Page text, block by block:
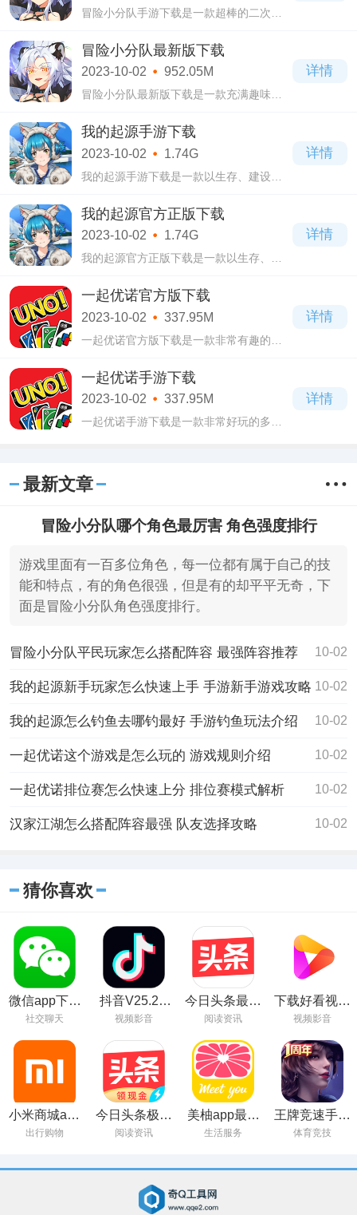
冒险小分队手游下载是一款超棒的二次元
多，让你体验前所未有的刺激冒险。游戏
的画面非常精美，每一个角色都是二次元
美少女
冒险小分队最新版下载
2023-10-02 952.05M
冒险小分队最新版下载是一款充满趣味的
到一个全是二次元美少女的世界，与各种
各样可爱的美少女角色一起展开一场冒险
之旅。
详情
我的起源手游下载
2023-10-02 1.74G
我的起源手游下载是一款以生存、建设和
设定在一个无限广阔的沙盒世界中，玩家
需要在这个陌生的世界中探险。
详情
我的起源官方正版下载
2023-10-02 1.74G
我的起源官方正版下载是一款以生存、建
款游戏将玩家带入一个充满未知和神秘的
原始世界，玩家需要在这个世界里探索。
详情
一起优诺官方版下载
2023-10-02 337.95M
一起优诺官方版下载是一款非常有趣的棋
戏为原型，结合现代手游元素，带给玩家
全新的游戏体验。
详情
一起优诺手游下载
2023-10-02 337.95M
一起优诺手游下载是一款非常好玩的多人
家博弈
详情
最新文章
冒险小分队哪个角色最厉害 角色强度排行
游戏里面有一百多位角色，每一位都有属于自己的技
能和特点，有的角色很强，但是有的却平平无奇，下
面是冒险小分队角色强度排行。
冒险小分队平民玩家怎么搭配阵容 最强阵容推荐 10-02
我的起源新手玩家怎么快速上手 手游新手游戏攻略 10-02
我的起源怎么钓鱼去哪钓最好 手游钓鱼玩法介绍 10-02
一起优诺这个游戏是怎么玩的 游戏规则介绍 10-02
一起优诺排位赛怎么快速上分 排位赛模式解析 10-02
汉家江湖怎么搭配阵容最强 队友选择攻略 10-02
猜你喜欢
微信app下载
最新版
社交聊天
抖音V25.2.0
最新版
视频影音
今日头条最经
典版本
阅读资讯
下载好看视频
并安装最新版
视频影音
小米商城app
最新版下载
出行购物
今日头条极速
版下载安装
阅读资讯
美柚app最新
版下载
卓版
生活服务
王牌竞速手游
下载
体育竞技